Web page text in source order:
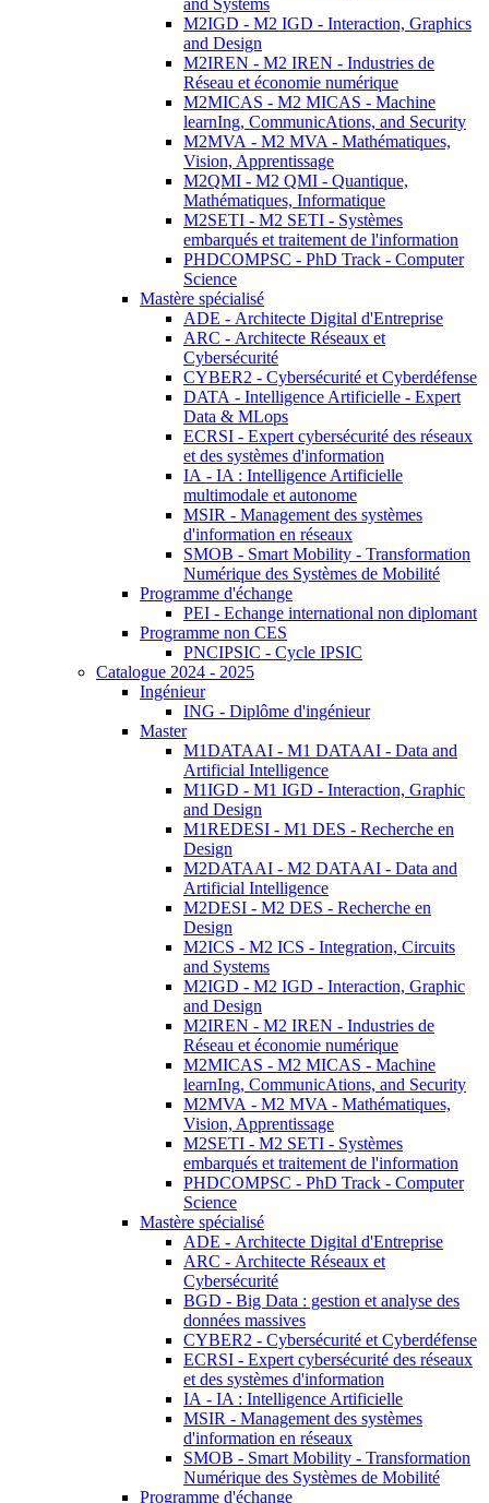
and Systems
M2IGD - M2 IGD - Interaction, Graphics
and Design
M2IREN - M2 IREN - Industries de
Réseau et économie numérique
M2MICAS - M2 MICAS - Machine
learnIng, CommunicAtions, and Security
M2MVA - M2 MVA - Mathématiques,
Vision, Apprentissage
M2QMI - M2 QMI - Quantique,
Mathématiques, Informatique
M2SETI - M2 SETI - Systèmes
embarqués et traitement de l'information
PHDCOMPSC - PhD Track - Computer
Science
Mastère spécialisé
ADE - Architecte Digital d'Entreprise
ARC - Architecte Réseaux et
Cybersécurité
CYBER2 - Cybersécurité et Cyberdéfense
DATA - Intelligence Artificielle - Expert
Data & MLops
ECRSI - Expert cybersécurité des réseaux
et des systèmes d'information
IA - IA : Intelligence Artificielle
multimodale et autonome
MSIR - Management des systèmes
d'information en réseaux
SMOB - Smart Mobility - Transformation
Numérique des Systèmes de Mobilité
Programme d'échange
PEI - Echange international non diplomant
Programme non CES
PNCIPSIC - Cycle IPSIC
Catalogue 2024 - 2025
Ingénieur
ING - Diplôme d'ingénieur
Master
M1DATAAI - M1 DATAAI - Data and
Artificial Intelligence
M1IGD - M1 IGD - Interaction, Graphic
and Design
M1REDESI - M1 DES - Recherche en
Design
M2DATAAI - M2 DATAAI - Data and
Artificial Intelligence
M2DESI - M2 DES - Recherche en
Design
M2ICS - M2 ICS - Integration, Circuits
and Systems
M2IGD - M2 IGD - Interaction, Graphic
and Design
M2IREN - M2 IREN - Industries de
Réseau et économie numérique
M2MICAS - M2 MICAS - Machine
learnIng, CommunicAtions, and Security
M2MVA - M2 MVA - Mathématiques,
Vision, Apprentissage
M2SETI - M2 SETI - Systèmes
embarqués et traitement de l'information
PHDCOMPSC - PhD Track - Computer
Science
Mastère spécialisé
ADE - Architecte Digital d'Entreprise
ARC - Architecte Réseaux et
Cybersécurité
BGD - Big Data : gestion et analyse des
données massives
CYBER2 - Cybersécurité et Cyberdéfense
ECRSI - Expert cybersécurité des réseaux
et des systèmes d'information
IA - IA : Intelligence Artificielle
MSIR - Management des systèmes
d'information en réseaux
SMOB - Smart Mobility - Transformation
Numérique des Systèmes de Mobilité
Programme d'échange